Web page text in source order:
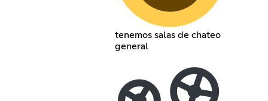
tenemos salas de chateo
general